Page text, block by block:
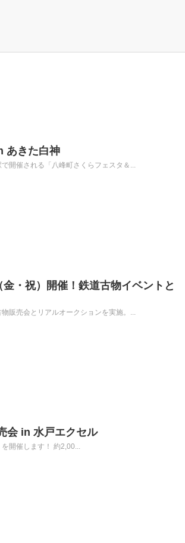
あきた白神
開催される「八峰町さくらフェスタ＆...
・祝）開催！鉄道古物イベントと
販売会とリアルオークションを実施。...
会 in 水戸エクセル
開催します！ 約2,00...